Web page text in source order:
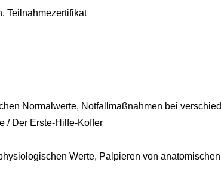
Teilnahmezertifikat
Normalwerte, Notfallmaßnahmen bei
/ Der Erste-Hilfe-Koffer
Werte, Palpieren von